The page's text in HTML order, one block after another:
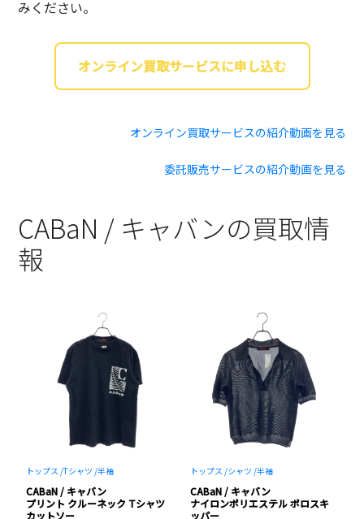
みください。
オンライン買取サービスに申し込む
オンライン買取サービスの紹介動画を見る
委託販売サービスの紹介動画を見る
CABaN / キャバンの買取情
報
トップス /Tシャツ /半袖
CABaN / キャバン
プリント クルーネック Tシャツ
カットソー
トップス /シャツ /半袖
CABaN / キャバン
ナイロンポリエステル ポロスキ
ッパー